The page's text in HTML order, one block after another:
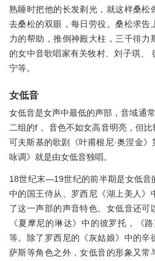
熟睡时把他的长发剃光，就这样桑松
去桑松的双眼，每日劳役。桑松求告
力的帮助，推倒神殿大柱，三千徘力
的女中音歌唱家有关牧村、刘子琪、
宁等。
女低音
女低音是女声中最低的声部，音域通
二组的f 。音色不如女高音明亮，但
可夫斯基的歌剧《叶甫根尼·奥涅金
咏调》就是由女低音独唱。
18世纪末—19世纪的前半期是女低音
中的国王侍从、罗西尼《湖上美人》
了这一声部的声音特色。女低音还可
《夏摩尼的琳达》中的彼罗托，《
等。除了罗西尼的《灰姑娘》中的辛
萨斯等角色之外，女低音的形象又常